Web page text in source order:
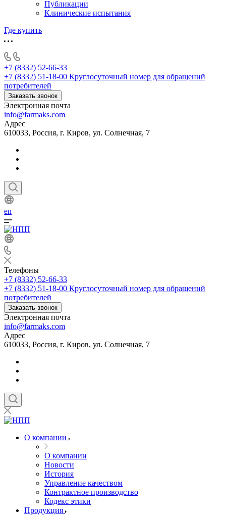
Публикации
Клинические испытания
Где купить
+7 (8332) 52-66-33
+7 (8332) 51-18-00 Круглосуточный номер для обращений
потребителей
Заказать звонок
Электронная почта
info@farmaks.com
Адрес
610033, Россия, г. Киров, ул. Солнечная, 7
en
Телефоны
+7 (8332) 52-66-33
+7 (8332) 51-18-00 Круглосуточный номер для обращений
потребителей
Заказать звонок
Электронная почта
info@farmaks.com
Адрес
610033, Россия, г. Киров, ул. Солнечная, 7
О компании
О компании
Новости
История
Управление качеством
Контрактное производство
Кодекс этики
Продукция